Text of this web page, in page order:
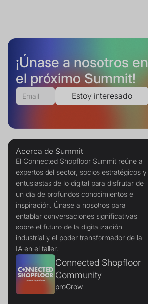
¡Únase a nosotros en
el próximo Summit!
Acerca de Summit
El Connected Shopfloor Summit reúne a
expertos del sector, socios estratégicos y
entusiastas de lo digital para disfrutar de
un día de profundos conocimientos e
inspiración. Únase a nosotros para
entablar conversaciones significativas
sobre el futuro de la digitalización
industrial y el poder transformador de la
IA en el taller.
Connected Shopfloor
Community
proGrow